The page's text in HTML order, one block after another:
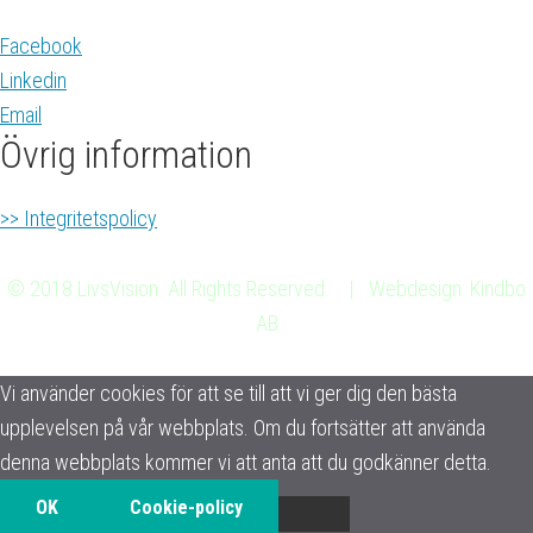
Facebook
Linkedin
Email
Övrig information
>> Integritetspolicy
© 2018 LivsVision. All Rights Reserved. | Webdesign: Kindbo
AB
Vi använder cookies för att se till att vi ger dig den bästa
upplevelsen på vår webbplats. Om du fortsätter att använda
denna webbplats kommer vi att anta att du godkänner detta.
OK Cookie-policy